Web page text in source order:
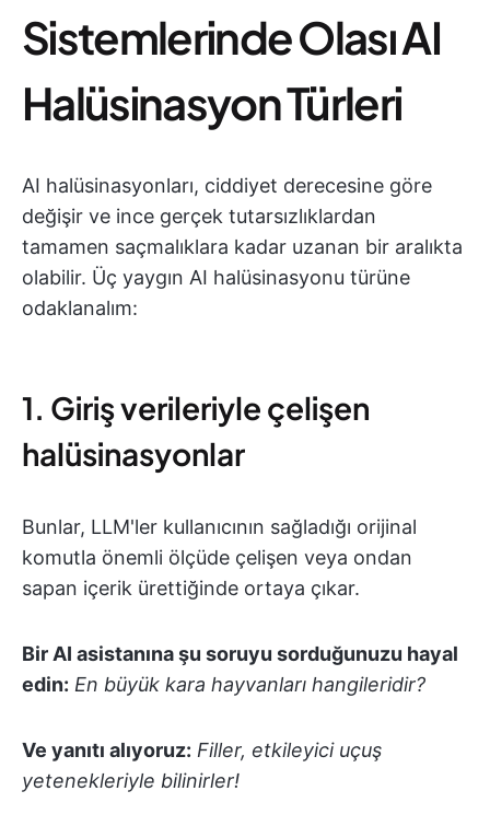
Sistemlerinde Olası AI
Halüsinasyon Türleri
AI halüsinasyonları, ciddiyet derecesine göre
değişir ve ince gerçek tutarsızlıklardan
tamamen saçmalıklara kadar uzanan bir aralıkta
olabilir. Üç yaygın AI halüsinasyonu türüne
odaklanalım:
1. Giriş verileriyle çelişen
halüsinasyonlar
Bunlar, LLM'ler kullanıcının sağladığı orijinal
komutla önemli ölçüde çelişen veya ondan
sapan içerik ürettiğinde ortaya çıkar.
Bir AI asistanına şu soruyu sorduğunuzu hayal
edin: En büyük kara hayvanları hangileridir?
Ve yanıtı alıyoruz: Filler, etkileyici uçuş
yetenekleriyle bilinirler!